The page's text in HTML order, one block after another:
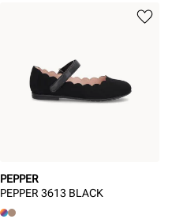
PEPPER
PEPPER 3613 BLACK